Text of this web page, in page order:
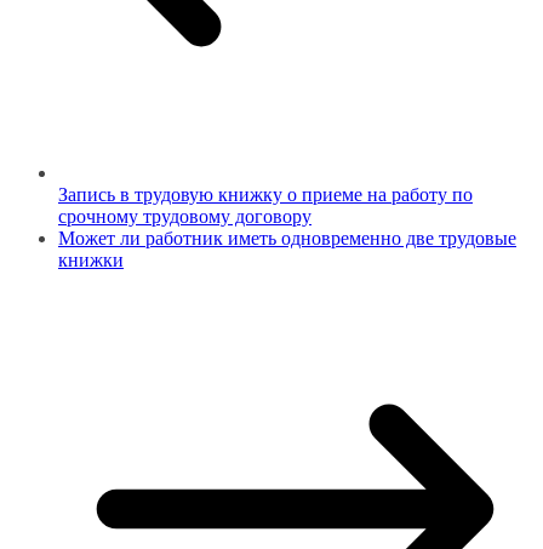
Запись в трудовую книжку о приеме на работу по
срочному трудовому договору
Может ли работник иметь одновременно две трудовые
книжки